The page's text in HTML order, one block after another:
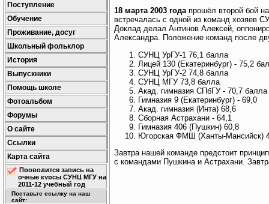
Поступление
Обучение
Проживание, досуг
Школьный фольклор
История
Выпускники
Помощь школе
Фотоальбом
Форумы
О сайте
Ссылки
Карта сайта
Проводится запись на
очные курсы СУНЦ МГУ на
2011-12 учебный год
Поставьте ссылку на наш
сайт:
18 марта 2003 годапрошёл второй бой
встречалась с одной из команд хозяев
Доклад делал Антинов Алексей,
Александра. Положение команд после
СУНЦ УрГУ-1 76,1 балла
Лицей 130 (Екатеринбург) - 75,2
СУНЦ УрГУ-2 74,8 балла
СУНЦ МГУ 73,8 балла
Акад. гимназия СПбГУ - 70,7 балла
Гимназия 9 (Екатеринбург) - 69,0
Акад. гимназия (Инта) 68,6
Сборная Астрахани - 64,1
Гимназия 406 (Пушкин) 60,8
Югорская ФМШ (Ханты-Мансийск)
Завтра нашей команде предстоит
с командами Пушкина и Астрахани.